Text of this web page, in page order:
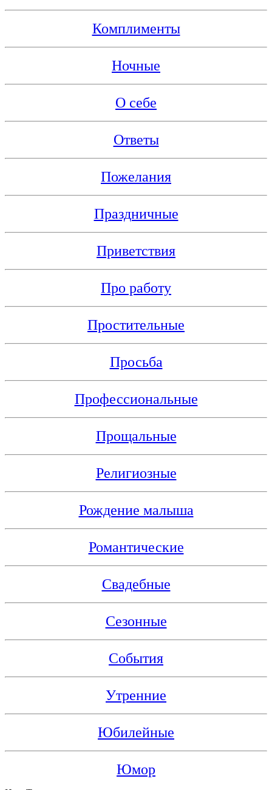
Комплименты
Ночные
О себе
Ответы
Пожелания
Праздничные
Приветствия
Про работу
Простительные
Просьба
Профессиональные
Прощальные
Религиозные
Рождение малыша
Романтические
Свадебные
Сезонные
События
Утренние
Юбилейные
Юмор